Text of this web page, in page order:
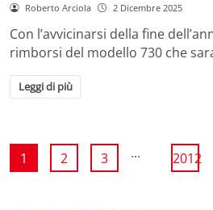
Roberto Arciola 2 Dicembre 2025
Con l’avvicinarsi della fine
rimborsi del modello 730 che
Leggi di più
1 2 3 ... 2012